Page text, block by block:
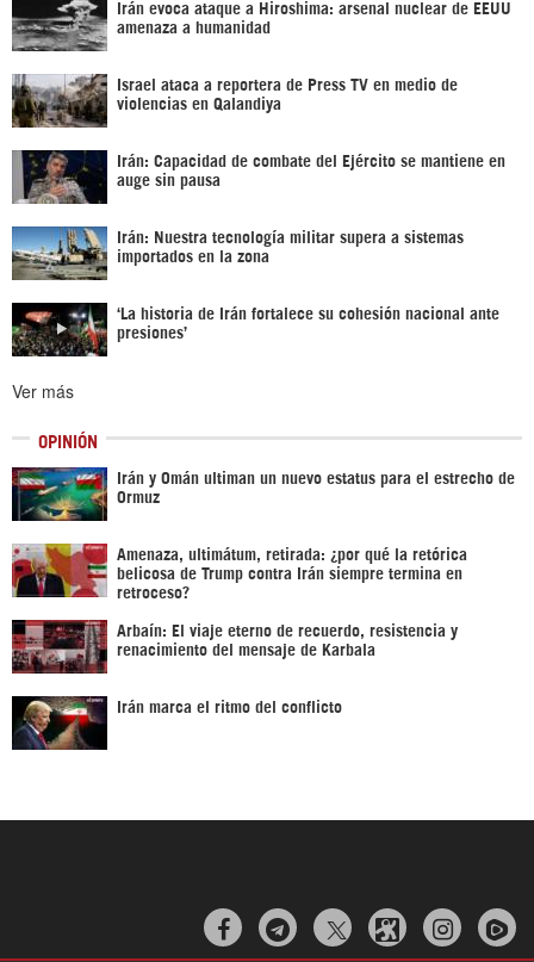
Irán evoca ataque a Hiroshima: arsenal nuclear de EEUU
amenaza a humanidad
Israel ataca a reportera de Press TV en medio de
violencias en Qalandiya
Irán: Capacidad de combate del Ejército se mantiene en
auge sin pausa
Irán: Nuestra tecnología militar supera a sistemas
importados en la zona
‘La historia de Irán fortalece su cohesión nacional ante
presiones’
Ver más
OPINIÓN
Irán y Omán ultiman un nuevo estatus para el estrecho de
Ormuz
Amenaza, ultimátum, retirada: ¿por qué la retórica
belicosa de Trump contra Irán siempre termina en
retroceso?
Arbaín: El viaje eterno de recuerdo, resistencia y
renacimiento del mensaje de Karbala
Irán marca el ritmo del conflicto
  